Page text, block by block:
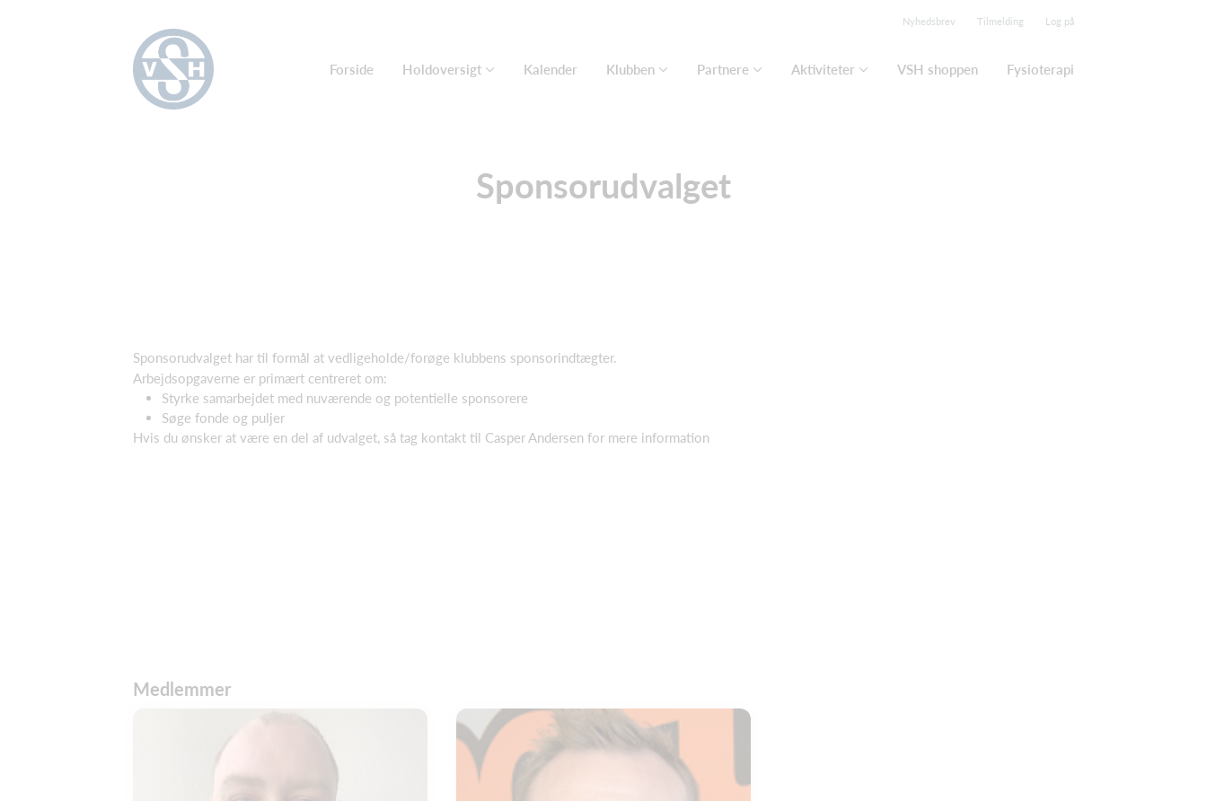
Nyhedsbrev Tilmelding Log på
Forside Holdoversigt Kalender Klubben Partnere Aktiviteter VSH shoppen Fysioterapi
Sponsorudvalget
Sponsorudvalget har til formål at vedligeholde/forøge klubbens sponsorindtægter.
Arbejdsopgaverne er primært centreret om:
Styrke samarbejdet med nuværende og potentielle sponsorere
Søge fonde og puljer
Hvis du ønsker at være en del af udvalget, så tag kontakt til Casper Andersen for mere information
Medlemmer